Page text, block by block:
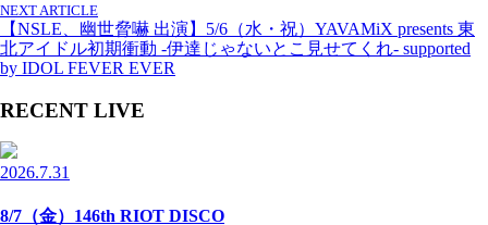
NEXT ARTICLE
【NSLE、幽世脅嚇 出演】5/6（水・祝）YAVAMiX presents 東
北アイドル初期衝動 -伊達じゃないとこ見せてくれ- supported
by IDOL FEVER EVER
RECENT LIVE
2026.7.31
8/7（金）146th RIOT DISCO